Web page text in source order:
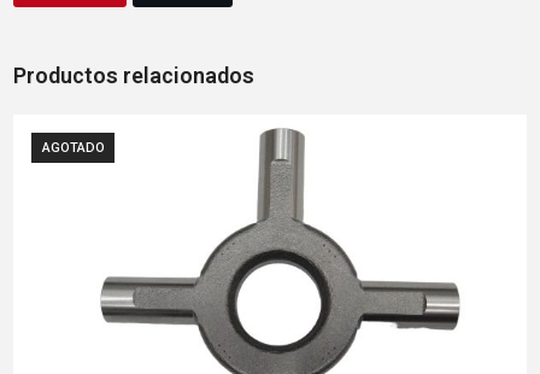
Productos relacionados
AGOTADO